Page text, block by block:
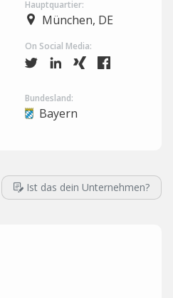
Hauptquartier:
München, DE
On Social Media:
Bundesland:
Bayern
Ist das dein Unternehmen?